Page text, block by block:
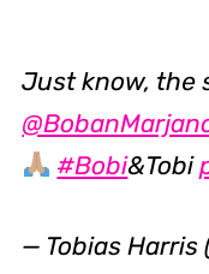
Just know, the
#Bobi&Tobi
— Tobias Harris